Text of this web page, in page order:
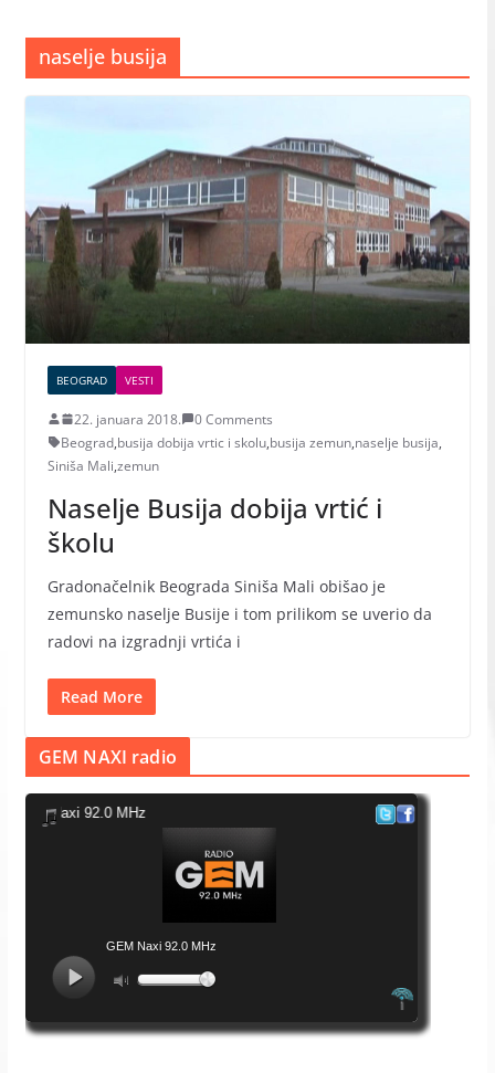
naselje busija
BEOGRAD VESTI
22. januara 2018.
0 Comments
Beograd,busija dobija vrtic i skolu,busija zemun,naselje busija,
Siniša Mali,zemun
Naselje Busija dobija vrtić i
školu
Gradonačelnik Beograda Siniša Mali obišao je
zemunsko naselje Busije i tom prilikom se uverio da
radovi na izgradnji vrtića i
Read More
GEM NAXI radio